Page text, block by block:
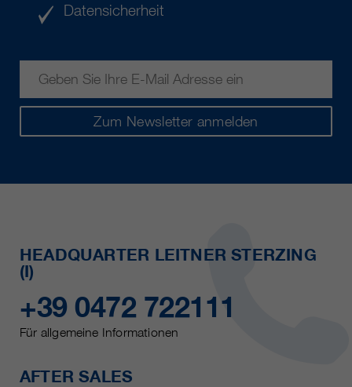
Zum Newsletter anmelden
Datensicherheit
HEADQUARTER LEITNER STERZING
(I)
+39 0472 722111
Für allgemeine Informationen
AFTER SALES